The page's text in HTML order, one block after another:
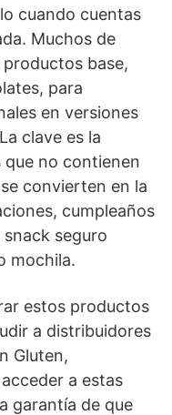
cuando cuentas
Muchos de
base,
para
en versiones
clave es la
no contienen
convierten en la
cumpleaños
seguro
mochila.
estos productos
a distribuidores
Gluten,
a estas
garantía de que